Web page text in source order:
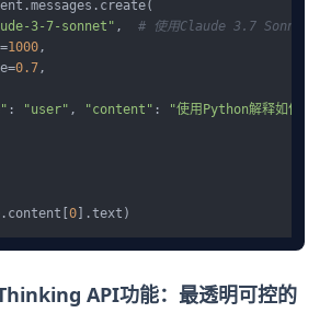
3-7-sonnet" , # 使用Claude 3.7 Sonnet模
1000,
0.7,
: "user" , "content" :
"使用Python解释如何实
0
Thinking API功能：最透明可控的